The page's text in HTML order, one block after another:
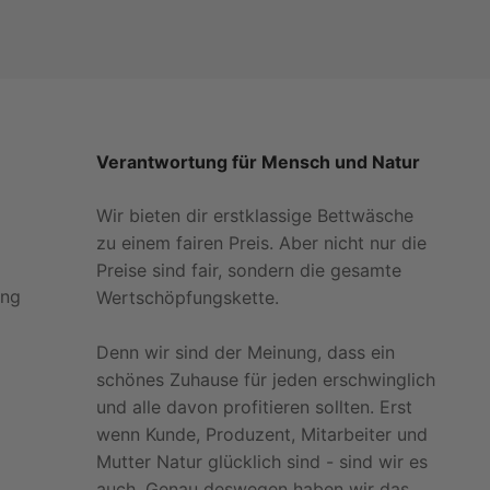
Verantwortung für Mensch und Natur
Wir bieten dir erstklassige Bettwäsche
zu einem fairen Preis. Aber nicht nur die
Preise sind fair, sondern die gesamte
Wertschöpfungskette.
Denn wir sind der Meinung, dass ein
schönes Zuhause für jeden erschwinglich
und alle davon profitieren sollten. Erst
wenn Kunde, Produzent, Mitarbeiter und
Mutter Natur glücklich sind - sind wir es